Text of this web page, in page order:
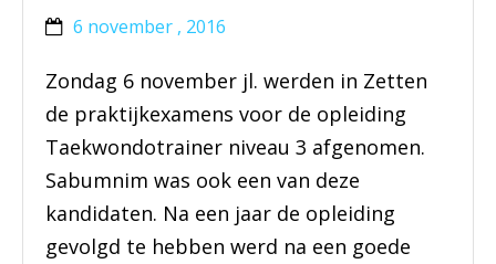
6 november , 2016
Zondag 6 november jl. werden in Zetten
de praktijkexamens voor de opleiding
Taekwondotrainer niveau 3 afgenomen.
Sabumnim was ook een van deze
kandidaten. Na een jaar de opleiding
gevolgd te hebben werd na een goede